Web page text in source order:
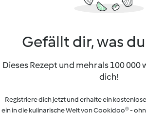
Gefällt dir, was
Dieses Rezept und mehr als 100
dich!
Registriere dich jetzt und erhalte ein
ein in die kulinarische Welt von Cookidoo® -